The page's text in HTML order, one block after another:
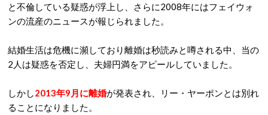
と不倫している疑惑が浮上し、さらに2008年にはフェイウォ
ンの流産のニュースが報じられました。
結婚生活は危機に瀕しており離婚は秒読みと噂される中、当の
2人は疑惑を否定し、夫婦円満をアピールしていました。
しかし2013年9月に離婚が発表され、リー・ヤーポンとは別れ
ることになりました。